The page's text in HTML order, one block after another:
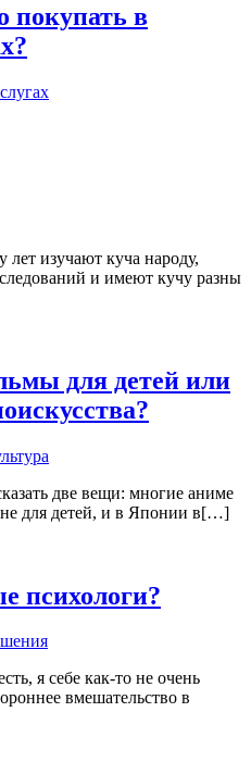
покупать в
изучают куча народу,
и имеют кучу разны
для детей или
две вещи: многие аниме
не для детей, и в Японии в[…]
психологи?
я себе как-то не очень
вмешательство в